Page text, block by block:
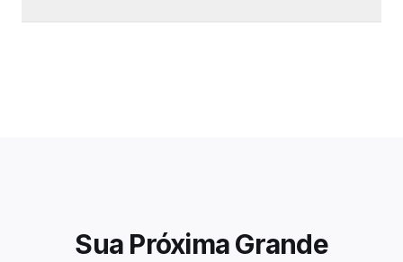
Sua Próxima Grande